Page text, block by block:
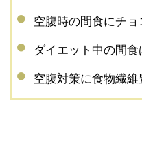
空腹時の間食にチ
ダイエット中の間
空腹対策に食物繊